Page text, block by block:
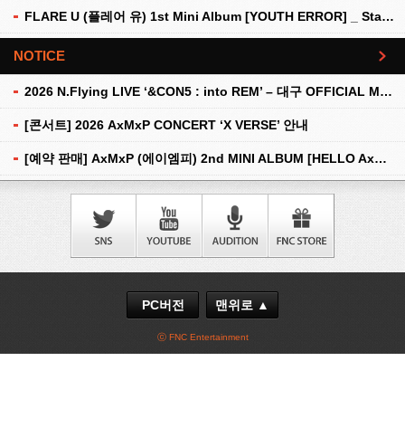
FLARE U (플레어 유) 1st Mini Album [YOUTH ERROR] _ Stationery Kit Ver.
NOTICE
2026 N.Flying LIVE ‘&CON5 : into REM’ – 대구 OFFICIAL MD 현장 판매 안내
[콘서트] 2026 AxMxP CONCERT ‘X VERSE’ 안내
[예약 판매] AxMxP (에이엠피) 2nd MINI ALBUM [HELLO AxMxP] 예약 판매 안내
더보기
PC버전 맨위로 ▲
ⓒ FNC Entertainment